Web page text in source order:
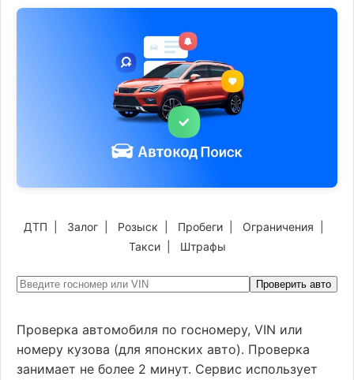
ДТП Залог Розыск Пробеги Ограничения
Такси| Штрафы
Проверить авто
Проверка автомобиля по госномеру, VIN или
номеру кузова (для японских авто). Проверка
занимает не более 2 минут. Сервис использует